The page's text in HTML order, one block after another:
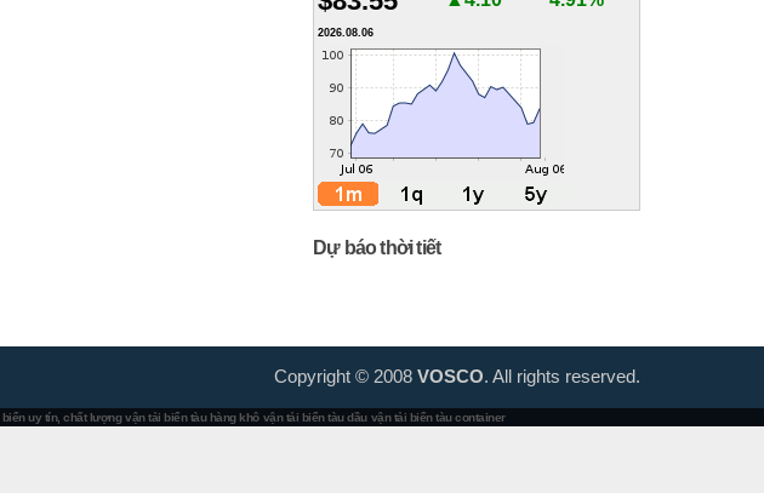
2026.08.06
Dự báo thời tiết
Copyright © 2008 VOSCO. All rights reserved.
biển uy tín, chất lượng vận tải biển tàu hàng khô vận tải biển tàu dầu vận tải biển tàu container